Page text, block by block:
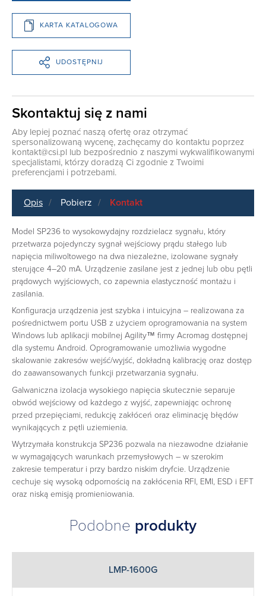
KARTA KATALOGOWA
UDOSTĘPNIJ
Skontaktuj się z nami
Aby lepiej poznać naszą ofertę oraz otrzymać
spersonalizowaną wycenę, zachęcamy do kontaktu poprzez
kontakt@csi.pl lub bezpośrednio z naszymi wykwalifikowanymi
specjalistami, którzy doradzą Ci zgodnie z Twoimi
preferencjami i potrzebami.
Opis Pobierz Kontakt
Model SP236 to wysokowydajny rozdzielacz sygnału, który
przetwarza pojedynczy sygnał wejściowy prądu stałego lub
napięcia miliwoltowego na dwa niezależne, izolowane sygnały
sterujące 4–20 mA. Urządzenie zasilane jest z jednej lub obu pętli
prądowych wyjściowych, co zapewnia elastyczność montażu i
zasilania.
Konfiguracja urządzenia jest szybka i intuicyjna – realizowana za
pośrednictwem portu USB z użyciem oprogramowania na system
Windows lub aplikacji mobilnej Agility™ firmy Acromag dostępnej
dla systemu Android. Oprogramowanie umożliwia wygodne
skalowanie zakresów wejść/wyjść, dokładną kalibrację oraz dostęp
do zaawansowanych funkcji przetwarzania sygnału.
Galwaniczna izolacja wysokiego napięcia skutecznie separuje
obwód wejściowy od każdego z wyjść, zapewniając ochronę
przed przepięciami, redukcję zakłóceń oraz eliminację błędów
wynikających z pętli uziemienia.
Wytrzymała konstrukcja SP236 pozwala na niezawodne działanie
w wymagających warunkach przemysłowych – w szerokim
zakresie temperatur i przy bardzo niskim dryfcie. Urządzenie
cechuje się wysoką odpornością na zakłócenia RFI, EMI, ESD i EFT
oraz niską emisją promieniowania.
Podobne produkty
LMP-1600G